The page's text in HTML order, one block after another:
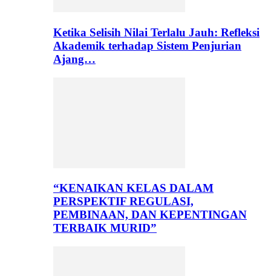
Ketika Selisih Nilai Terlalu Jauh: Refleksi
Akademik terhadap Sistem Penjurian
Ajang…
“KENAIKAN KELAS DALAM
PERSPEKTIF REGULASI,
PEMBINAAN, DAN KEPENTINGAN
TERBAIK MURID”